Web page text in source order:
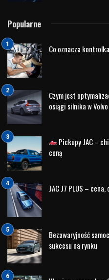
Białystok (volvocars-partner.pl)
Pierwsza pomoc
Olsztyn (volvocars-partner.pl)
Celem szkolenia jest nabycie